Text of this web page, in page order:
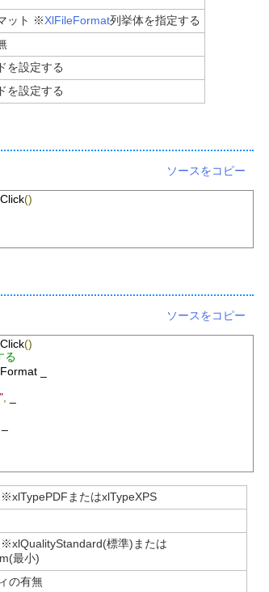
ット ※XlFileFormat列挙体を指定する
を設定する
を設定する
ソースをコピー
()
ソースをコピー
()
る
_
またはxlTypeXPS
標準)または
最小)
の有無